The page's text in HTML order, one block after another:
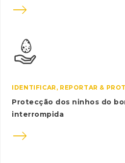

IDENTIFICAR, REPORTAR &
Protecção dos ninhos do
interrompida